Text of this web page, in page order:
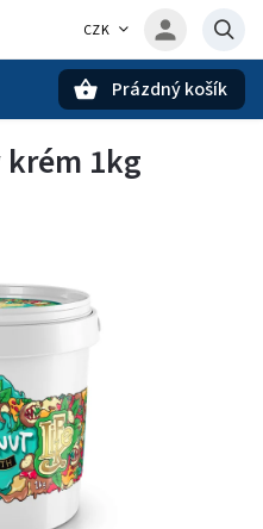
CZK
Prázdný košík
1kg